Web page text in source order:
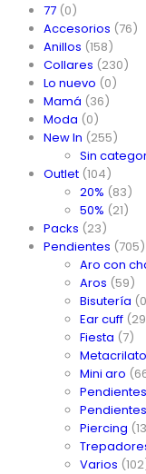
77 (0)
Accesorios (76)
Anillos (158)
Collares (230)
Lo nuevo (0)
Mamá (36)
Moda (0)
New In (255)
Sin
Outlet (104)
20% (83)
50% (21)
Packs (23)
Pendientes (705)
Aro con
Aros (59)
Bisutería
Ear cuff
Fiesta (7)
Metacrilato
Mini aro
Piercing
Varios